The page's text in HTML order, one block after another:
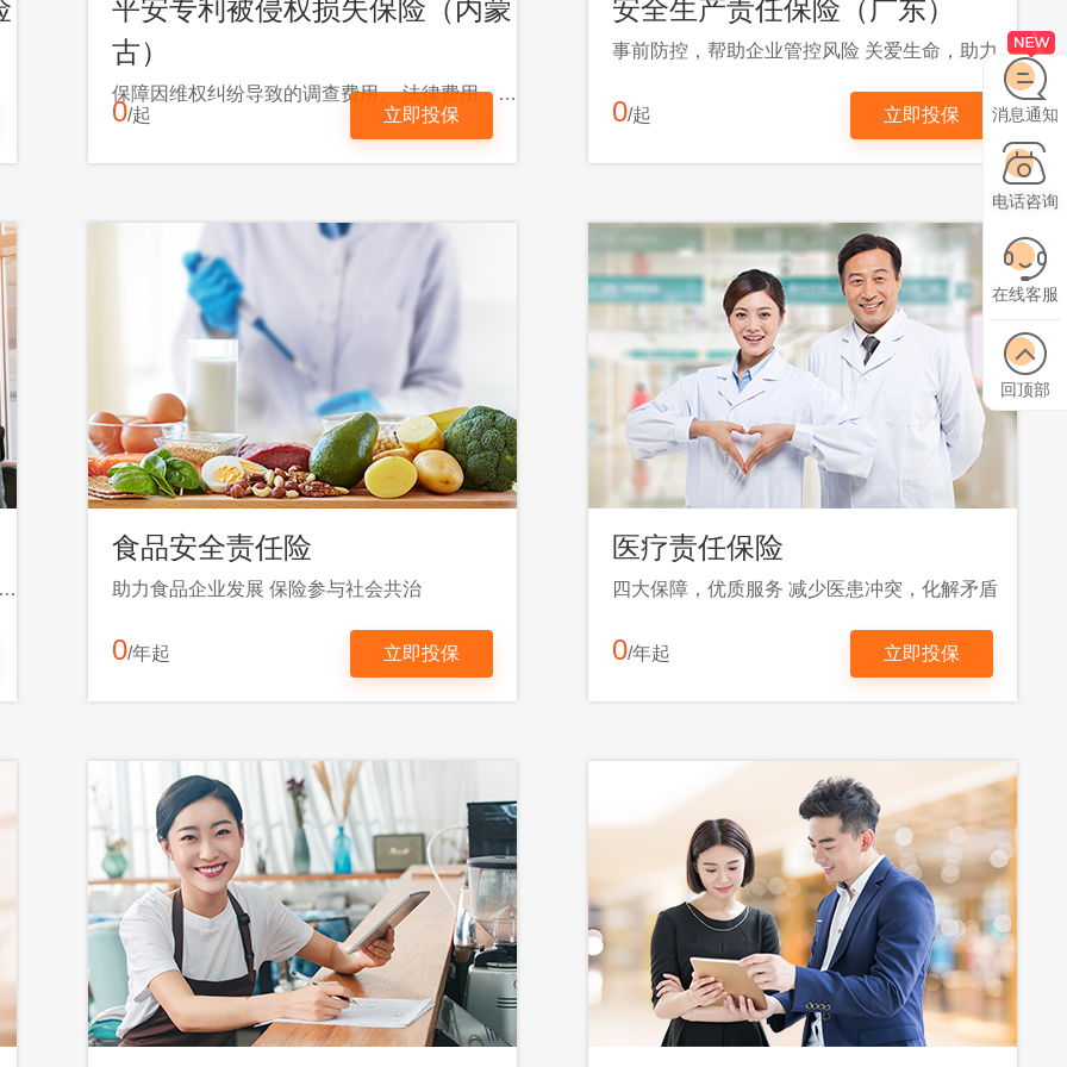
平安专利被侵权损失保险（内蒙
古）
保障因维权纠纷导致的调查费用、 法律费用、经济赔偿损失
0/起 立即投保
安全生产责任保险（广东）
事前防控，帮助企业管控风险 关爱生命，助力安全生产
0/起 立即投保
保全风险 加快保全时效，法院出单率高
食品安全责任险
助力食品企业发展 保险参与社会共治
0/年起 立即投保
医疗责任保险
四大保障，优质服务 减少医患冲突，化解矛盾
0/年起 立即投保
消息通知
电话咨询
在线客服
回顶部